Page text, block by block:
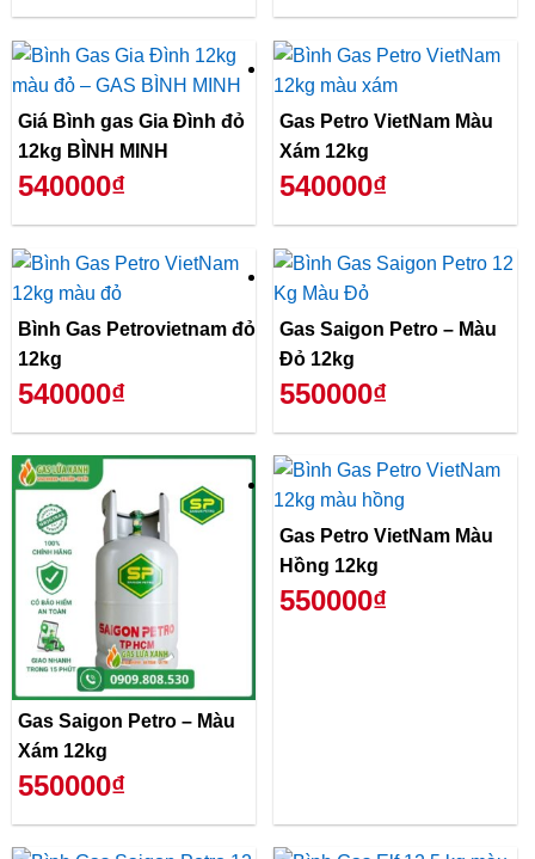
Giá Bình gas Gia Đình đỏ
12kg BÌNH MINH
540000₫
Gas Petro VietNam Màu
Xám 12kg
540000₫
Bình Gas Petrovietnam đỏ
12kg
540000₫
Gas Saigon Petro – Màu
Đỏ 12kg
550000₫
Gas Saigon Petro – Màu
Xám 12kg
550000₫
Gas Petro VietNam Màu
Hồng 12kg
550000₫